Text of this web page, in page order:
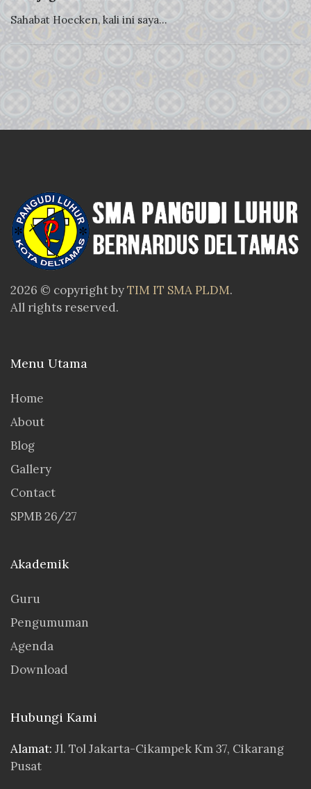
Sahabat Hoecken, kali ini saya...
2026 © copyright byTIM IT SMA PLDM.
All rights reserved.
Menu Utama
Home
About
Blog
Gallery
Contact
SPMB 26/27
Akademik
Guru
Pengumuman
Agenda
Download
Hubungi Kami
Alamat: Jl. Tol Jakarta-Cikampek Km 37, Cikarang
Pusat